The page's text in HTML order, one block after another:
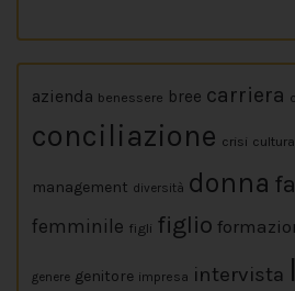
azienda benessere bree carriera
conciliazione crisi cultura
management diversità donna
femminile figli figlio
genere genitore impresa intervista